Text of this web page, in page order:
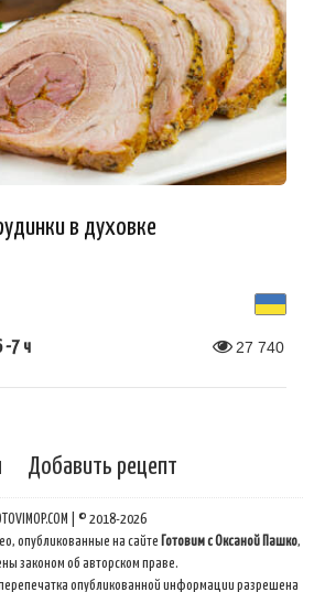
в духовке
-7 ч 27 740
Добавить рецепт
| © 2018-2026
опубликованные на сайте Готовим с Оксаной Пашко,
законом об авторском праве.
опубликованной информации разрешена